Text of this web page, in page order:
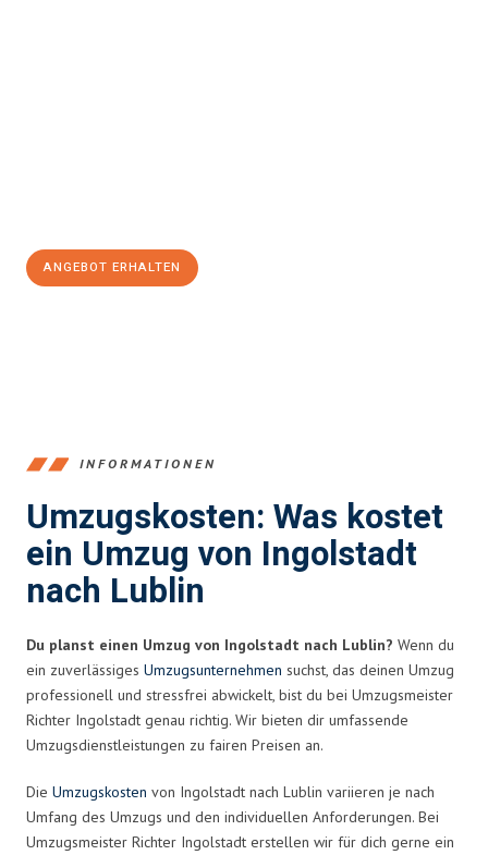
ANGEBOT ERHALTEN
INFORMATIONEN
Umzugskosten: Was kostet
ein Umzug von Ingolstadt
nach Lublin
Du planst einen Umzug von Ingolstadt nach Lublin? Wenn du
ein zuverlässiges Umzugsunternehmen suchst, das deinen Umzug
professionell und stressfrei abwickelt, bist du bei Umzugsmeister
Richter Ingolstadt genau richtig. Wir bieten dir umfassende
Umzugsdienstleistungen zu fairen Preisen an.
Die Umzugskosten von Ingolstadt nach Lublin variieren je nach
Umfang des Umzugs und den individuellen Anforderungen. Bei
Umzugsmeister Richter Ingolstadt erstellen wir für dich gerne ein